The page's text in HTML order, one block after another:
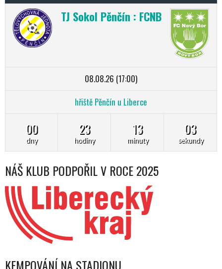
TJ Sokol Pěnčín : FCNB
08.08.26 (17:00)
hřiště Pěnčín u Liberce
00
dny
23
hodiny
13
minuty
02
sekundy
NÁŠ KLUB PODPOŘIL V ROCE 2025
KEMPOVÁNÍ NA STADIONU